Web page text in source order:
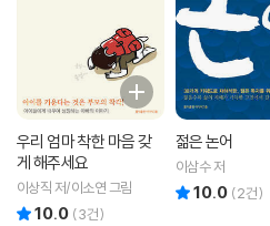
우리 엄마 착한 마음 갖
게 해주세요
이상직 저/이소연 그림
10.0 (3건)
젊은 논어
이삼수 저
10.0 (2건)